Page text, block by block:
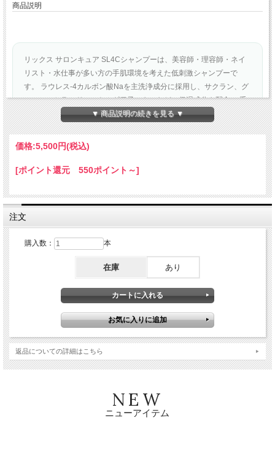
商品説明
リックス サロンキュア SL4Cシャンプーは、美容師・理容師・ネイ
リスト・水仕事が多い方の手肌環境を考えた低刺激シャンプーで
す。 ラウレス-4カルボン酸Naを主洗浄成分に採用し、サクラン、グ
ルコシルセラミド、ハトムギ種子エキスなどの保湿成分を配合。 手
荒れ・乾燥・サロンワーク中のシャンプーによる負担が気になる方
におすすめのスキンケア発想シャンプーです。
択。
毎日のシャンプーは、髪や頭皮だけでなく手肌にも
触れるもの。
サロンワークで何度もシャンプーを行う美容師さま
や、 水仕事の多い主婦の方へ。
く、 潤いを守りながら洗うことを目指したスキンケ
▼ 商品説明の続きを見る ▼
価格:5,500円(税込)
[ポイント還元 550ポイント～]
注文
購入数： 本
在庫 あり
返品についての詳細はこちら
NEW
ニューアイテム